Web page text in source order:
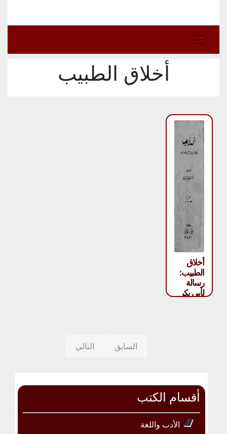
أخلاق الطبيب
أخلاق
الطبيب:
رسالة
لأبي بكر
السابق التالي
أقسام الكتب
الأدب واللغة